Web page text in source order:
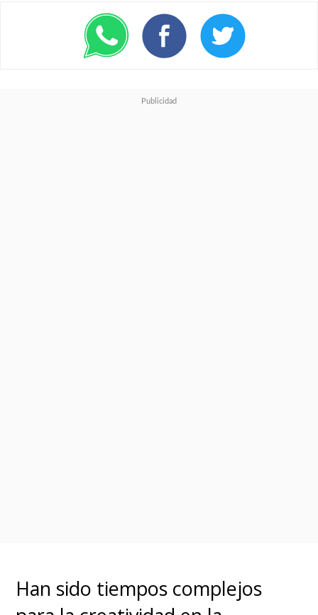
Han sido tiempos complejos